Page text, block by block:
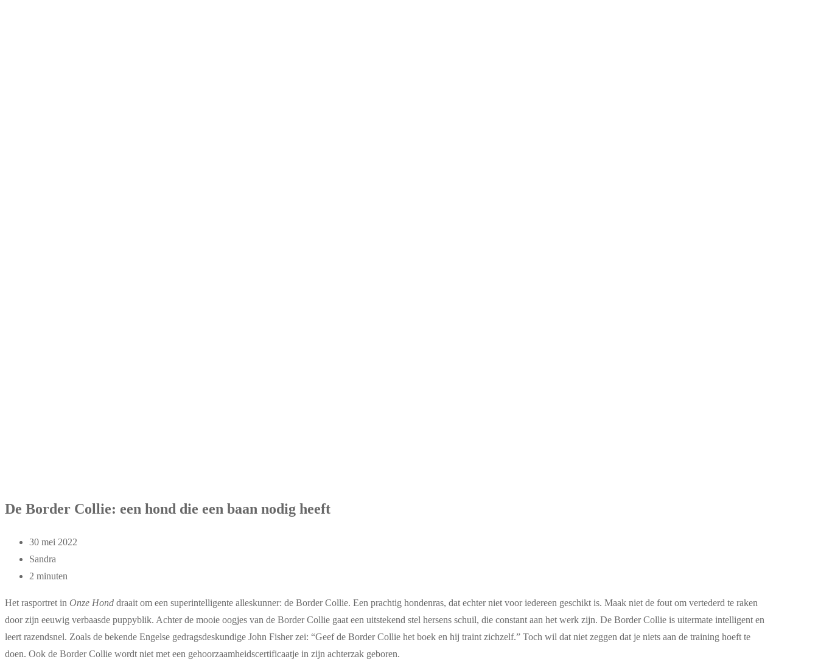
De Border Collie: een hond die een baan nodig heeft
30 mei 2022
Sandra
2 minuten
Het rasportret in Onze Hond draait om een superintelligente alleskunner: de Border Collie. Een prachtig hondenras, dat echter niet voor iedereen geschikt is. Maak niet de fout om vertederd te raken
door zijn eeuwig verbaasde puppyblik. Achter de mooie oogjes van de Border Collie gaat een uitstekend stel hersens schuil, die constant aan het werk zijn. De Border Collie is uitermate intelligent en
leert razendsnel. Zoals de bekende Engelse gedragsdeskundige John Fisher zei: “Geef de Border Collie het boek en hij traint zichzelf.” Toch wil dat niet zeggen dat je niets aan de training hoeft te
doen. Ook de Border Collie wordt niet met een gehoorzaamheidscertificaatje in zijn achterzak geboren.